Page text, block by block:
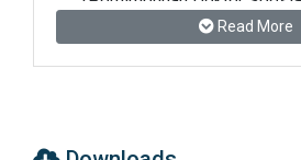
Jiwa Indonesia) website:
https://www.pdskji.org/
Read More